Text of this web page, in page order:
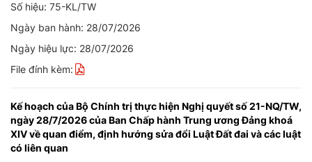
Số hiệu: 75-KL/TW
Ngày ban hành: 28/07/2026
Ngày hiệu lực: 28/07/2026
File đính kèm:
Kế hoạch của Bộ Chính trị thực hiện Nghị quyết số 21-NQ/TW,
ngày 28/7/2026 của Ban Chấp hành Trung ương Đảng khoá
XIV về quan điểm, định hướng sửa đổi Luật Đất đai và các luật
có liên quan